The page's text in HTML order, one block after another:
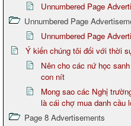
Unnumbered Page
Unnumbered Page
Unnumbered Page
Ý kiến chúng tôi đối với thời
Nên cho các nứ học
con nít
Mong sao các Nghị
là cái chợ mua danh cầu
Page 8 Advertisements